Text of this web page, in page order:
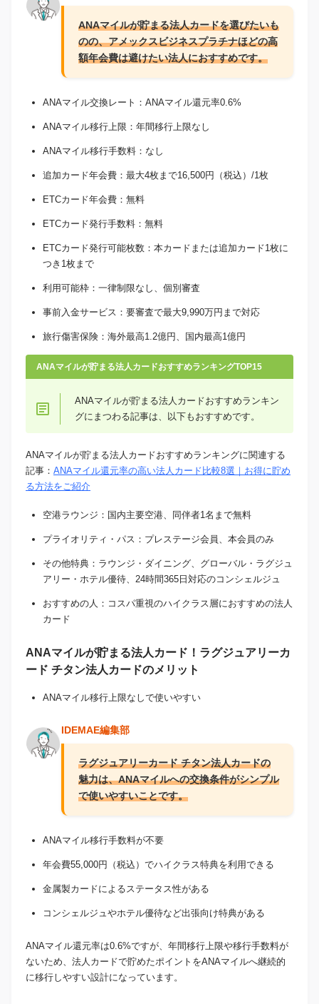
ANAマイルが貯まる法人カードを選びたいも
のの、アメックスビジネスプラチナほどの高
額年会費は避けたい法人におすすめです。
ANAマイル交換レート：ANAマイル還元率0.6%
ANAマイル移行上限：年間移行上限なし
ANAマイル移行手数料：なし
追加カード年会費：最大4枚まで16,500円（税込）/1枚
ETCカード年会費：無料
ETCカード発行手数料：無料
ETCカード発行可能枚数：本カードまたは追加カード1枚に
つき1枚まで
利用可能枠：一律制限なし、個別審査
事前入金サービス：要審査で最大9,990万円まで対応
旅行傷害保険：海外最高1.2億円、国内最高1億円
ANAマイルが貯まる法人カードおすすめランキングTOP15
ANAマイルが貯まる法人カードおすすめランキン
グにまつわる記事は、以下もおすすめです。
ANAマイルが貯まる法人カードおすすめランキングに関連する
記事： ANAマイル還元率の高い法人カード比較8選｜お得に貯め
る方法をご紹介
空港ラウンジ：国内主要空港、同伴者1名まで無料
プライオリティ・パス：プレステージ会員、本会員のみ
その他特典：ラウンジ・ダイニング、グローバル・ラグジュ
アリー・ホテル優待、24時間365日対応のコンシェルジュ
おすすめの人：コスパ重視のハイクラス層におすすめの法人
カード
ANAマイルが貯まる法人カード！ラグジュアリーカ
ード チタン法人カードのメリット
ANAマイル移行上限なしで使いやすい
IDEMAE編集部
ラグジュアリーカード チタン法人カードの
魅力は、ANAマイルへの交換条件がシンプル
で使いやすいことです。
ANAマイル移行手数料が不要
年会費55,000円（税込）でハイクラス特典を利用できる
金属製カードによるステータス性がある
コンシェルジュやホテル優待など出張向け特典がある
ANAマイル還元率は0.6%ですが、年間移行上限や移行手数料が
ないため、法人カードで貯めたポイントをANAマイルへ継続的
に移行しやすい設計になっています。